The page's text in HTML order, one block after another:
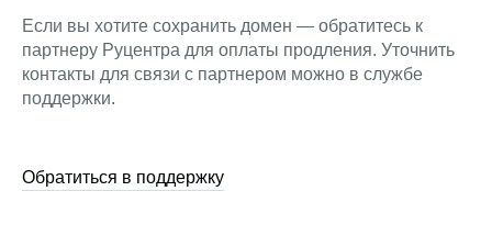
Если вы хотите сохранить домен — обратитесь к
партнеру Руцентра для оплаты продления. Уточнить
контакты для связи с партнером можно в службе
поддержки.
Обратиться в поддержку